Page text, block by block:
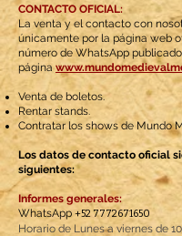
CONTACTO OFICIAL:
La venta y el contacto con
únicamente por la página web
número de WhatsApp
página
Venta de boletos.
Rentar stands.
Contratar los shows de Mundo
Los datos de contacto oficial
siguientes:
Informes generales:
WhatsApp +52 7772671650
Horario de Lunes a viernes de